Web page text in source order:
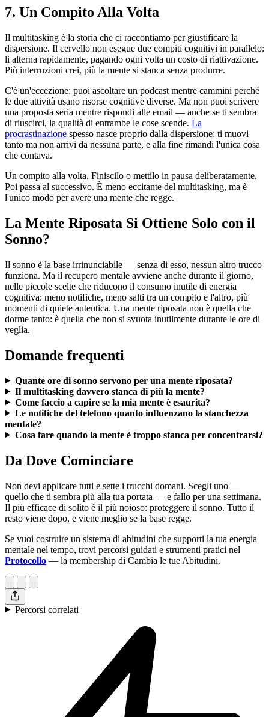
7. Un Compito Alla Volta
Il multitasking è la storia che ci raccontiamo per giustificare la
dispersione. Il cervello non esegue due compiti cognitivi in parallelo:
li alterna rapidamente, pagando ogni volta un costo di riattivazione.
Più interruzioni crei, più la mente si stanca senza produrre.
C'è un'eccezione: puoi ascoltare un podcast mentre cammini perché
le due attività usano risorse cognitive diverse. Ma non puoi scrivere
una proposta seria mentre rispondi alle email — anche se ti sembra
di riuscirci, la qualità di entrambe le cose scende. La
procrastinazione spesso nasce proprio dalla dispersione: ti muovi
tanto ma non arrivi da nessuna parte, e alla fine rimandi l'unica cosa
che contava.
Un compito alla volta. Finiscilo o mettilo in pausa deliberatamente.
Poi passa al successivo. È meno eccitante del multitasking, ma è
l'unico modo per avere una mente che regge.
La Mente Riposata Si Ottiene Solo con il
Sonno?
Il sonno è la base irrinunciabile — senza di esso, nessun altro trucco
funziona. Ma il recupero mentale avviene anche durante il giorno,
nelle piccole scelte che riducono il consumo inutile di energia
cognitiva: meno notifiche, meno salti tra un compito e l'altro, più
momenti di quiete autentica. Una mente riposata non è quella che
dorme tanto: è quella che non si svuota inutilmente durante le ore di
veglia.
Domande frequenti
Quante ore di sonno servono per una mente riposata?
Il multitasking davvero stanca di più la mente?
Come faccio a capire se la mia mente è esaurita?
Le notifiche del telefono quanto influenzano la stanchezza
mentale?
Cosa fare quando la mente è troppo stanca per concentrarsi?
Da Dove Cominciare
Non devi applicare tutti e sette i trucchi domani. Scegli uno —
quello che ti sembra più alla tua portata — e fallo per una settimana.
Il più efficace di solito è il più noioso: proteggere il sonno. Tutto il
resto viene dopo, e viene meglio se la base regge.
Se vuoi costruire un sistema di abitudini che supporti la tua energia
mentale nel tempo, trovi percorsi guidati e strumenti pratici nel
Protocollo — la membership di Cambia le tue Abitudini.
Percorsi correlati